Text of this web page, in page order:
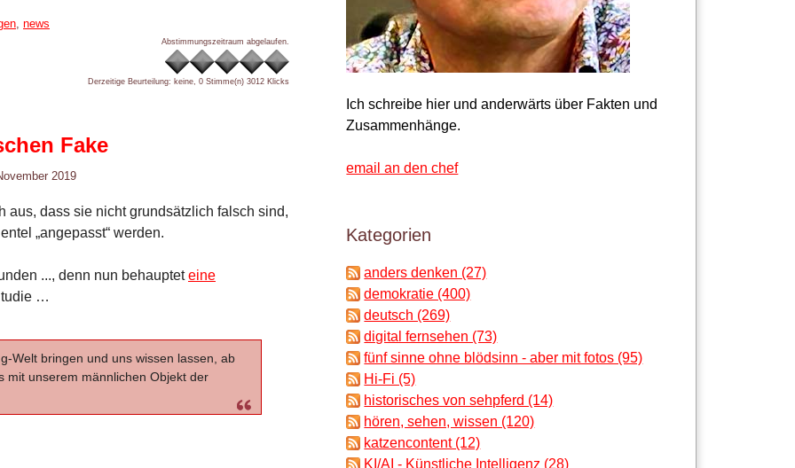
news
Abstimmungszeitraum abgelaufen.
Derzeitige Beurteilung: keine, 0 Stimme(n) 3012 Klicks
Fake
2019
dass sie nicht grundsätzlich falsch sind,
„angepasst“ werden.
..., denn nun behaupteteine
…
Welt bringen und uns wissen lassen, ab
mit unserem männlichen Objekt der
Ich schreibe hier und anderwärts über Fakten und
Zusammenhänge.
email an den chef
Kategorien
anders denken (27)
demokratie (400)
deutsch (269)
digital fernsehen (73)
fünf sinne ohne blödsinn - aber mit fotos (95)
Hi-Fi (5)
historisches von sehpferd (14)
hören, sehen, wissen (120)
katzencontent (12)
KI/AI - Künstliche Intelligenz (28)